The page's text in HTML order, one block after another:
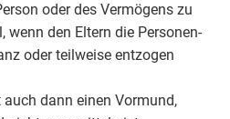
oder des Vermögens zu
wenn den Eltern die Personen-
oder teilweise entzogen
dann einen Vormund,